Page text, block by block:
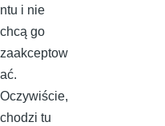
ntu i nie
chcą go
zaakceptow
ać.
Oczywiście,
chodzi tu